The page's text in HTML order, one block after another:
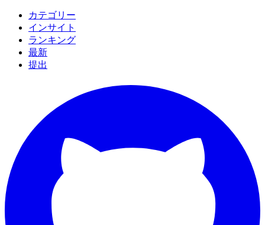
カテゴリー
インサイト
ランキング
最新
提出